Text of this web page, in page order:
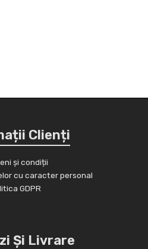
Clienți
și condiții
cu caracter personal
GDPR
Și Livrare